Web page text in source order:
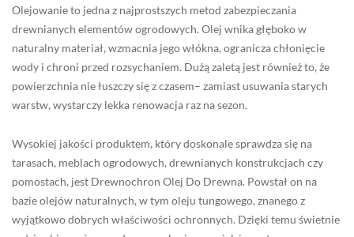
Olejowanie to jedna z najprostszych metod zabezpieczania
drewnianych elementów ogrodowych. Olej wnika głęboko w
naturalny materiał, wzmacnia jego włókna, ogranicza chłonięcie
wody i chroni przed rozsychaniem. Dużą zaletą jest również to, że
powierzchnia nie łuszczy się z czasem– zamiast usuwania starych
warstw, wystarczy lekka renowacja raz na sezon.
Wysokiej jakości produktem, który doskonale sprawdza się na
tarasach, meblach ogrodowych, drewnianych konstrukcjach czy
pomostach, jest Drewnochron Olej Do Drewna. Powstał on na
bazie olejów naturalnych, w tym oleju tungowego, znanego z
wyjątkowo dobrych właściwości ochronnych. Dzięki temu świetnie